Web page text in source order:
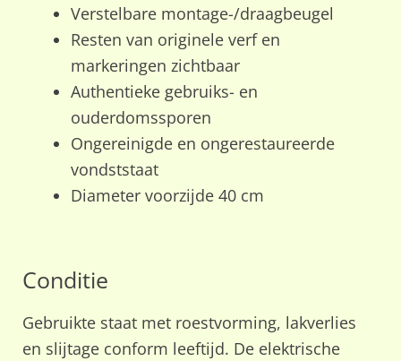
Verstelbare montage-/draagbeugel
Resten van originele verf en
markeringen zichtbaar
Authentieke gebruiks- en
ouderdomssporen
Ongereinigde en ongerestaureerde
vondststaat
Diameter voorzijde 40 cm
Conditie
Gebruikte staat met roestvorming, lakverlies
en slijtage conform leeftijd. De elektrische